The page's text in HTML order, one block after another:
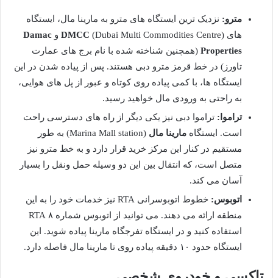
مترو: نزدیک ترین ایستگاه های مترو به مارینا مال، ایستگاه
های
DMCC (Dubai Multi Commodities Centre) و
Damac
Properties (همچنین شناخته شده با نام برج های عمارت
تاورز) در خط قرمز مترو دبی هستند. پس از پیاده شدن در این
ایستگاه ها، با کمی پیاده روی کوتاه و عبور از پل های هوایی،
به راحتی به ورودی مال خواهید رسید.
تراموا: تراموا دبی نیز یکی دیگر از راه های دسترسی راحت
است. ایستگاه مارینا مال
(Marina Mall station) به طور
مستقیم در کنار این مرکز خرید قرار دارد و به خط مترو نیز
متصل است، که انتقال بین این دو وسیله حمل ونقل را بسیار
آسان می کند.
اتوبوس:
خطوط اتوبوسرانی RTA نیز خدمات خود را به این
منطقه ارائه می دهند. می توانید از اتوبوس شماره ۸ RTA
استفاده کنید و در ایستگاه تفرجگاه مارینا پیاده شوید. این
ایستگاه حدود ۱۰ دقیقه پیاده روی تا مارینا مال فاصله دارد.